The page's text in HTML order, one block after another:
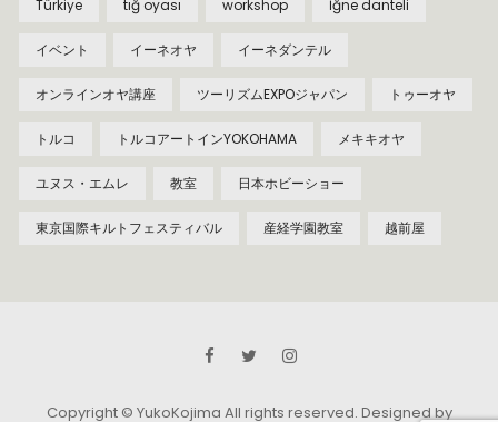
Türkiye tığ oyası workshop İğne danteli
イベント イーネオヤ イーネダンテル
オンラインオヤ講座 ツーリズムEXPOジャパン トゥーオヤ
トルコ トルコアートインYOKOHAMA メキキオヤ
ユヌス・エムレ 教室 日本ホビーショー
東京国際キルトフェスティバル 産経学園教室 越前屋
Copyright © YukoKojima All rights reserved. Designed by